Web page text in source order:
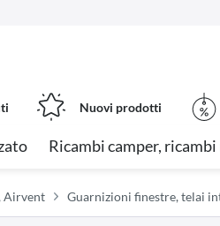
Nuovi prodotti
Ricambi camper,
Airvent Guarnizioni finestre, telai